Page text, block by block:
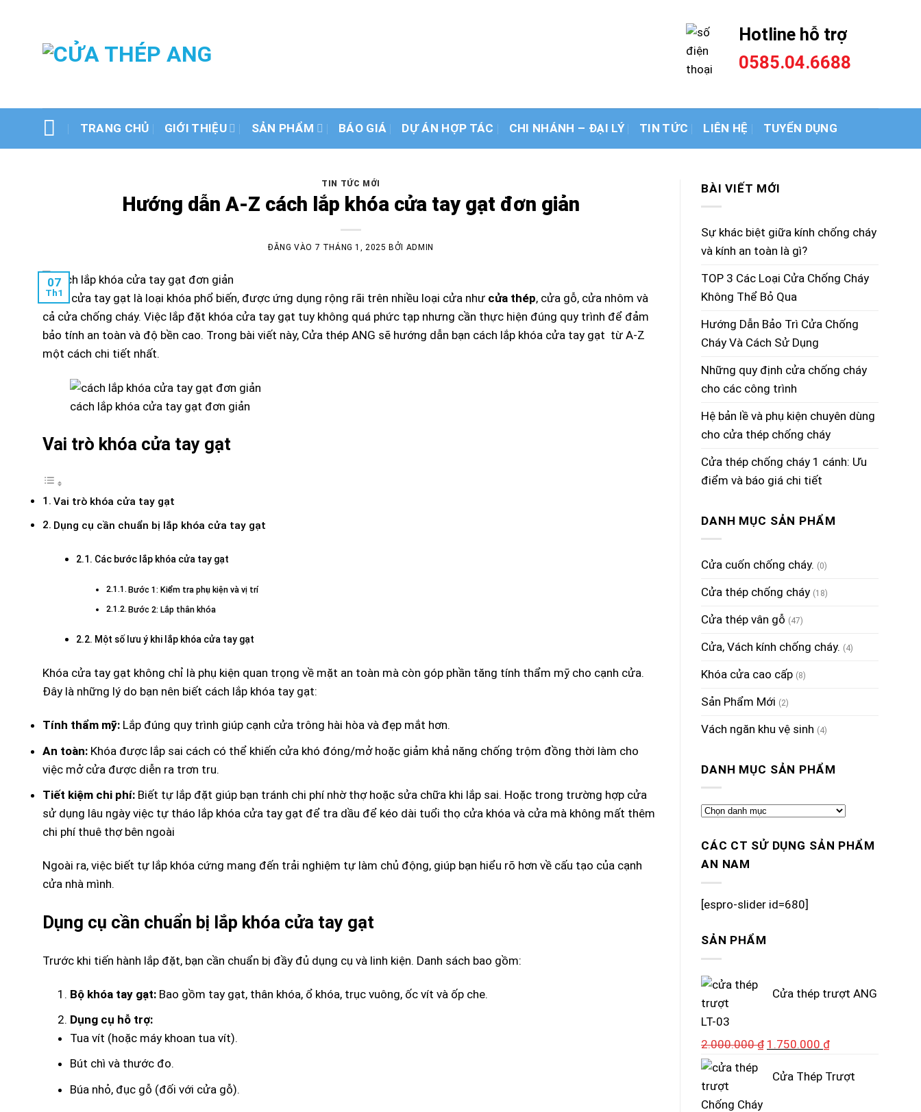
Hotline hỗ trợ
0585.04.6688
TRANG CHỦ GIỚI THIỆU SẢN PHẨM BÁO GIÁ DỰ ÁN HỢP TÁC CHI NHÁNH – ĐẠI LÝ TIN TỨC LIÊN HỆ TUYỂN DỤNG
TIN TỨC MỚI
Hướng dẫn A-Z cách lắp khóa cửa tay gạt đơn giản
ĐĂNG VÀO 7 THÁNG 1, 2025 BỞI ADMIN
07
Th1
Khóa cửa tay gạt là loại khóa phổ biến, được ứng dụng rộng rãi trên nhiều loại cửa như cửa thép, cửa gỗ, cửa nhôm và
cả cửa chống cháy. Việc lắp đặt khóa cửa tay gạt tuy không quá phức tạp nhưng cần thực hiện đúng quy trình để đảm
bảo tính an toàn và độ bền cao. Trong bài viết này, Cửa thép ANG sẽ hướng dẫn bạn cách lắp khóa cửa tay gạt từ A-Z
một cách chi tiết nhất.
cách lắp khóa cửa tay gạt đơn giản
Vai trò khóa cửa tay gạt
Vai trò khóa cửa tay gạt
Dụng cụ cần chuẩn bị lắp khóa cửa tay gạt
Các bước lắp khóa cửa tay gạt
Bước 1: Kiểm tra phụ kiện và vị trí
Bước 2: Lắp thân khóa
Một số lưu ý khi lắp khóa cửa tay gạt
Khóa cửa tay gạt không chỉ là phụ kiện quan trọng về mặt an toàn mà còn góp phần tăng tính thẩm mỹ cho cạnh cửa.
Đây là những lý do bạn nên biết cách lắp khóa tay gạt:
Tính thẩm mỹ: Lắp đúng quy trình giúp cạnh cửa trông hài hòa và đẹp mắt hơn.
An toàn: Khóa được lắp sai cách có thể khiến cửa khó đóng/mở hoặc giảm khả năng chống trộm đồng thời làm cho
việc mở cửa được diễn ra trơn tru.
Tiết kiệm chi phí: Biết tự lắp đặt giúp bạn tránh chi phí nhờ thợ hoặc sửa chữa khi lắp sai. Hoặc trong trường hợp cửa
sử dụng lâu ngày việc tự tháo lắp khóa cửa tay gạt để tra dầu để kéo dài tuổi thọ cửa khóa và cửa mà không mất thêm
chi phí thuê thợ bên ngoài
Ngoài ra, việc biết tự lắp khóa cứng mang đến trải nghiệm tự làm chủ động, giúp bạn hiểu rõ hơn về cấu tạo của cạnh
cửa nhà mình.
Dụng cụ cần chuẩn bị lắp khóa cửa tay gạt
Trước khi tiến hành lắp đặt, bạn cần chuẩn bị đầy đủ dụng cụ và linh kiện. Danh sách bao gồm:
Bộ khóa tay gạt: Bao gồm tay gạt, thân khóa, ổ khóa, trục vuông, ốc vít và ốp che.
Dụng cụ hỗ trợ:
Tua vít (hoặc máy khoan tua vít).
Bút chì và thước đo.
Búa nhỏ, đục gỗ (đối với cửa gỗ).
BÀI VIẾT MỚI
Sự khác biệt giữa kính chống cháy
và kính an toàn là gì?
TOP 3 Các Loại Cửa Chống Cháy
Không Thể Bỏ Qua
Hướng Dẫn Bảo Trì Cửa Chống
Cháy Và Cách Sử Dụng
Những quy định cửa chống cháy
cho các công trình
Hệ bản lề và phụ kiện chuyên dùng
cho cửa thép chống cháy
Cửa thép chống cháy 1 cánh: Ưu
điểm và báo giá chi tiết
DANH MỤC SẢN PHẨM
Cửa cuốn chống cháy. (0)
Cửa thép chống cháy (18)
Cửa thép vân gỗ (47)
Cửa, Vách kính chống cháy. (4)
Khóa cửa cao cấp (8)
Sản Phẩm Mới (2)
Vách ngăn khu vệ sinh (4)
DANH MỤC SẢN PHẨM
CÁC CT SỬ DỤNG SẢN PHẨM
AN NAM
[espro-slider id=680]
SẢN PHẨM
Cửa thép trượt ANG
LT-03
2.000.000₫ Giá
là:
1.750.000 ₫Giá
tại
Cửa Thép Trượt
Chống Cháy